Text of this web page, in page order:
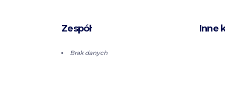
Zespół
Brak danych
Inne